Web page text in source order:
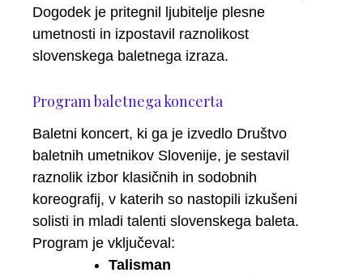
Dogodek je pritegnil ljubitelje plesne
umetnosti in izpostavil raznolikost
slovenskega baletnega izraza.
Program baletnega koncerta
Baletni koncert, ki ga je izvedlo Društvo
baletnih umetnikov Slovenije, je sestavil
raznolik izbor klasičnih in sodobnih
koreografij, v katerih so nastopili izkušeni
solisti in mladi talenti slovenskega baleta.
Program je vključeval:
Talisman